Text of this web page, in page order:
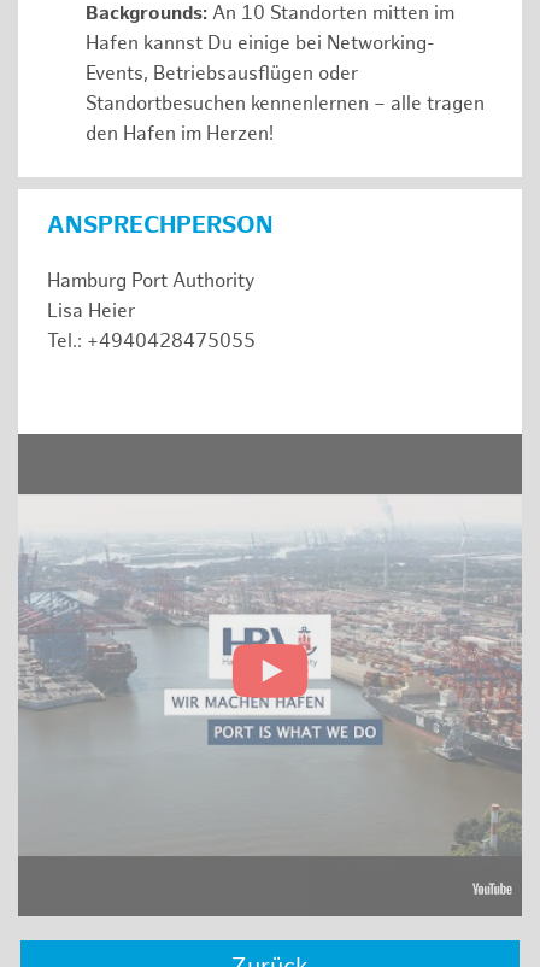
Backgrounds: An 10 Standorten mitten im
Hafen kannst Du einige bei Networking-
Events, Betriebsausflügen oder
Standortbesuchen kennenlernen – alle tragen
den Hafen im Herzen!
ANSPRECHPERSON
Hamburg Port Authority
Lisa Heier
Tel.: +4940428475055